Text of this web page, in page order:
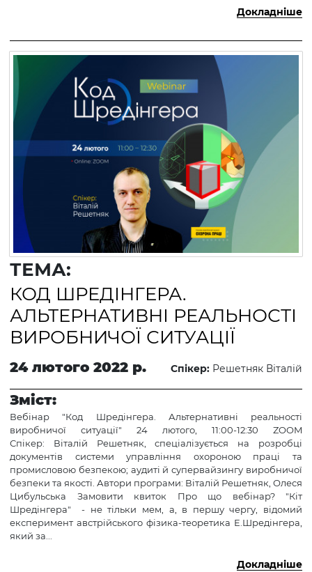
Докладніше
ТЕМА:
КОД ШРЕДІНГЕРА.
АЛЬТЕРНАТИВНІ РЕАЛЬНОСТІ
ВИРОБНИЧОЇ СИТУАЦІЇ
24 лютого 2022 р. Спікер: Решетняк Віталій
Зміст:
Вебінар "Код Шредінгера. Альтернативні реальності
виробничої ситуації" 24 лютого, 11:00-12:30 ZOOM
Спікер: Віталій Решетняк, спеціалізується на розробці
документів системи управління охороною праці та
промисловою безпекою; аудиті й супервайзингу виробничої
безпеки та якості. Автори програми: Віталій Решетняк, Олеся
Цибульська Замовити квиток Про що вебінар? "Кіт
Шредінгера" - не тільки мем, а, в першу чергу, відомий
експеримент австрійського фізика-теоретика Е.Шредінгера,
який за...
Докладніше